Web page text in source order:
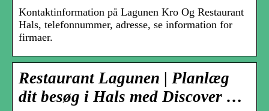
Kontaktinformation på Lagunen Kro Og Restaurant
Hals, telefonnummer, adresse, se information for
firmaer.
Restaurant Lagunen | Planlæg
dit besøg i Hals med Discover …